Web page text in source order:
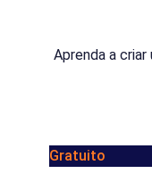
Aprenda a
Gratuito